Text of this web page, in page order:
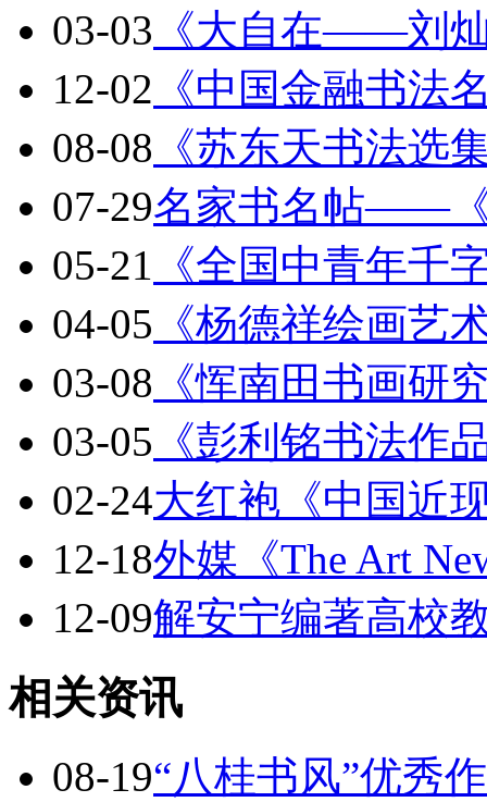
03-03 《大自在——刘
12-02 《中国金融书法
08-08 《苏东天书法选
07-29名家书名帖——
05-21 《全国中青年千
04-05 《杨德祥绘画艺
03-08 《恽南田书画研
03-05 《彭利铭书法作
02-24大红袍《中国近
12-18外媒《The Art
12-09解安宁编著高校
相关资讯
08-19“八桂书风”优秀